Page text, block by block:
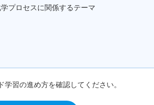
プロセスに関係するテーマ
習の進め方を確認してください。